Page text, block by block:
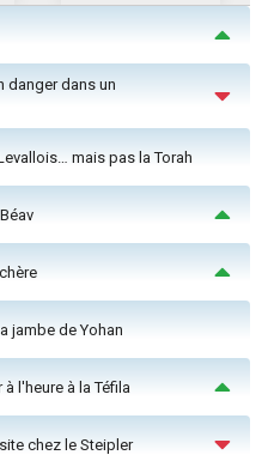
danger dans un
mais pas la Torah
jambe de Yohan
l'heure à la Téfila
chez le Steipler